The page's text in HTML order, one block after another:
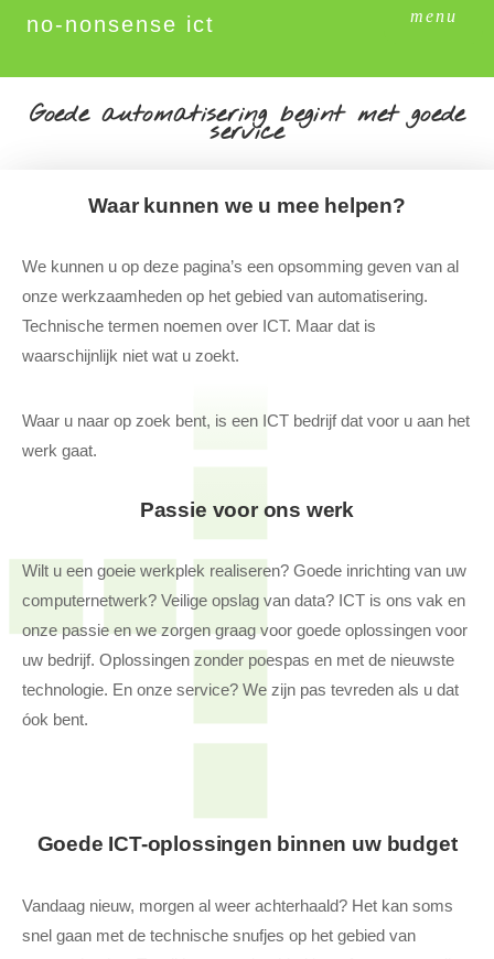
Goede automatisering begint met goede
service
Waar kunnen we u mee helpen?
We kunnen u op deze pagina’s een opsomming geven van al
onze werkzaamheden op het gebied van automatisering.
Technische termen noemen over ICT. Maar dat is
waarschijnlijk niet wat u zoekt.
Waar u naar op zoek bent, is een ICT bedrijf dat voor u aan het
werk gaat.
Passie voor ons werk
Wilt u een goeie werkplek realiseren? Goede inrichting van uw
computernetwerk? Veilige opslag van data? ICT is ons vak en
onze passie en we zorgen graag voor goede oplossingen voor
uw bedrijf. Oplossingen zonder poespas en met de nieuwste
technologie. En onze service? We zijn pas tevreden als u dat
óok bent.
Goede ICT-oplossingen binnen uw budget
Vandaag nieuw, morgen al weer achterhaald? Het kan soms
snel gaan met de technische snufjes op het gebied van
no-nonsense ict menu